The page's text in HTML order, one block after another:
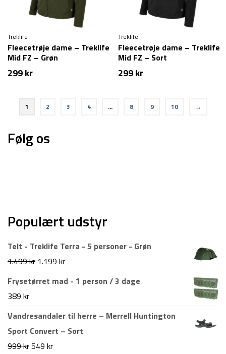
Treklife
Fleecetrøje dame – Treklife
Mid FZ – Grøn
299kr
Treklife
Fleecetrøje dame – Treklife
Mid FZ – Sort
299kr
1 2 3 4 … 8 9 10 →
Følg os
Populært udstyr
Telt - Treklife Terra - 5 personer - Grøn
1.499kr Den
oprindelige
1.499 kr.
1.199 krDen
aktuelle
1.199 kr.
Frysetørret mad - 1 person / 3 dage
389 kr
Vandresandaler til herre – Merrell Huntington
Sport Convert – Sort
999krDen
549 krDen